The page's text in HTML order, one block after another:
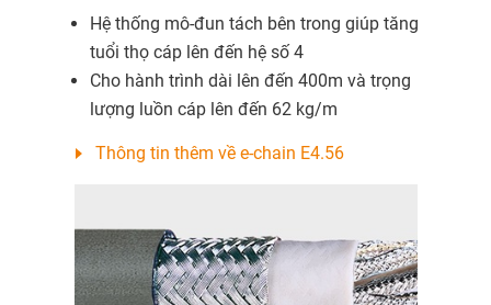
Hệ thống mô-đun tách bên trong giúp tăng
tuổi thọ cáp lên đến hệ số 4
Cho hành trình dài lên đến 400m và trọng
lượng luồn cáp lên đến 62 kg/m
Thông tin thêm về e-chain E4.56